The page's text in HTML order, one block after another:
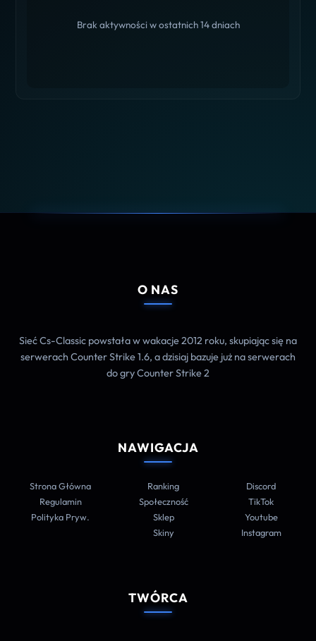
Brak aktywności w ostatnich 14 dniach
O NAS
Sieć Cs-Classic powstała w wakacje 2012 roku, skupiając się na
serwerach Counter Strike 1.6, a dzisiaj bazuje już na serwerach
do gry Counter Strike 2
NAWIGACJA
Strona Główna
Regulamin
Polityka Pryw.
Ranking
Społeczność
Sklep
Skiny
Discord
TikTok
Youtube
Instagram
TWÓRCA